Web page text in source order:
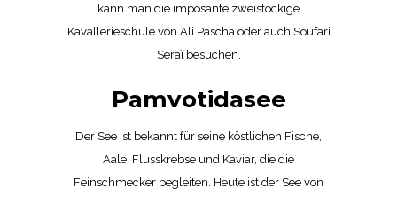
kann man die imposante zweistöckige
Kavallerieschule von Ali Pascha oder auch Soufari
Seraϊ besuchen.
Pamvotidasee
Der See ist bekannt für seine köstlichen Fische,
Aale, Flusskrebse und Kaviar, die die
Feinschmecker begleiten. Heute ist der See von